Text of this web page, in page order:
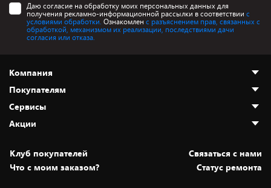
Даю согласие на обработку моих персональных данных для
получения рекламно-информационной рассылки в соответствии с
условиями обработки. Ознакомлен с разъяснением прав, связанных с
обработкой, механизмом их реализации, последствиями дачи
согласия или отказа.
Компания
О нас
Адреса магазинов
Новости
Статьи и обзоры
Вакансии
Покупателям
Как сделать заказ
Оплата и доставка
Безналичный расчёт
Обмен и возврат товара
Сервисы
Установка техники
Для игровых консолей
Акции
Скидки и промокоды
Белорусские товары
Клуб покупателей
Cвязаться с нами
Что с моим заказом?
Статус ремонта